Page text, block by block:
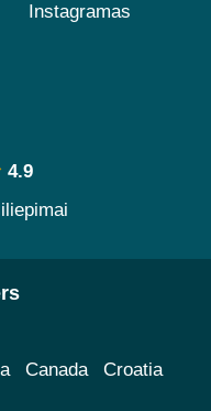
Instagramas
4.9
Canada Croatia